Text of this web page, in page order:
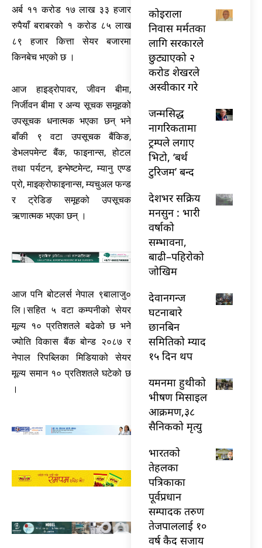
अर्ब ११ करोड १७ लाख ३३ हजार
रुपैयाँ बराबरको १ करोड ८५ लाख
८९ हजार कित्ता सेयर बजारमा
किनबेच भएको छ ।
आज हाइड्रोपावर, जीवन बीमा,
निर्जीवन बीमा र अन्य सूचक समूहको
उपसूचक धनात्मक भएका छन् भने
बाँकी ९ वटा उपसूचक बैंकिङ,
डेभलपमेन्ट बैंक, फाइनान्स, होटल
तथा पर्यटन, इन्भेष्टमेन्ट, म्यानु एण्ड
प्रो, माइक्रोफाइनान्स, म्यचुअल फन्ड
र ट्रेडिङ समूहको उपसूचक
ऋणात्मक भएका छन् ।
आज पनि बोटलर्स नेपाल ९बालाजु०
लि।सहित ५ वटा कम्पनीको सेयर
मूल्य १० प्रतिशतले बढेको छ भने
ज्योति विकास बैंक बोन्ड २०८७ र
नेपाल रिपब्लिका मिडियाको सेयर
मूल्य समान १० प्रतिशतले घटेको छ
।
कोइराला
निवास मर्मतका
लागि सरकारले
छुट्याएको २
करोड शेखरले
अस्वीकार गरे
जन्मसिद्ध
नागरिकतामा
ट्रम्पले लगाए
भिटो, ‘बर्थ
टुरिजम’ बन्द
देशभर सक्रिय
मनसुन : भारी
वर्षाको
सम्भावना,
बाढी–पहिरोको
जोखिम
देवानगन्ज
घटनाबारे
छानबिन
समितिको म्याद
१५ दिन थप
यमनमा हुथीको
भीषण मिसाइल
आक्रमण,३८
सैनिकको मृत्यु
भारतकाे
तेहलका
पत्रिकाका
पूर्वप्रधान
सम्पादक तरुण
तेजपाललाई १०
वर्ष कैद सजाय